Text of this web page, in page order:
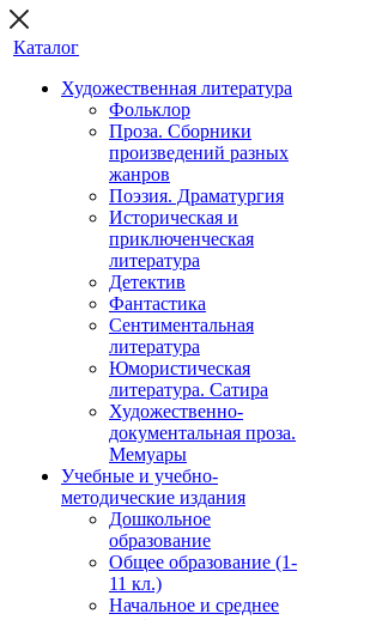
Каталог
Художественная литература
Фольклор
Проза. Сборники
произведений разных
жанров
Поэзия. Драматургия
Историческая и
приключенческая
литература
Детектив
Фантастика
Сентиментальная
литература
Юмористическая
литература. Сатира
Художественно-
документальная проза.
Мемуары
Учебные и учебно-
методические издания
Дошкольное
образование
Общее образование (1-
11 кл.)
Начальное и среднее